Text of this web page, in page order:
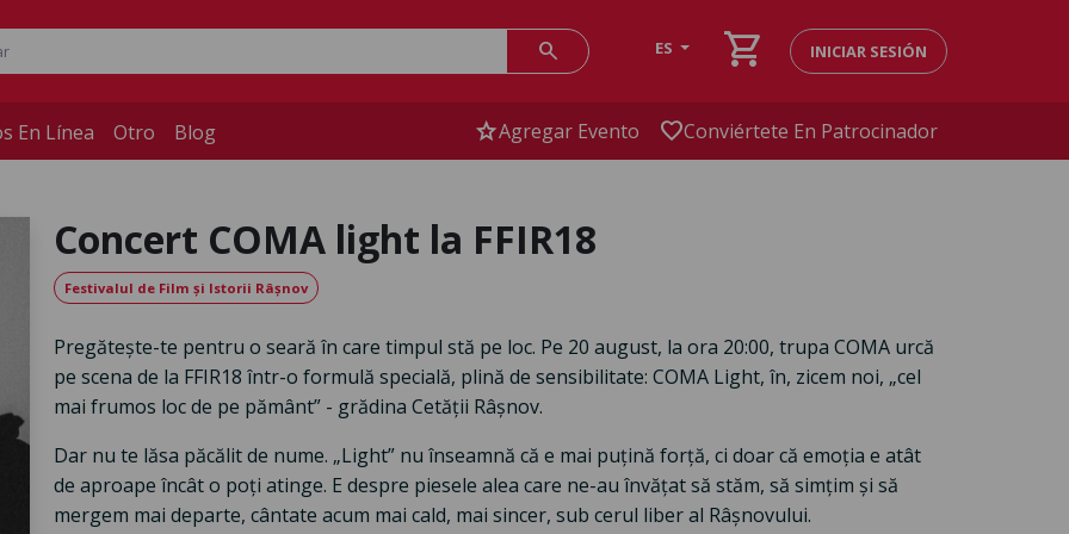
search ES shopping_cart INICIAR SESIÓN
En Línea Otro Blog starAgregar Evento favoriteConviértete En Patrocinador
Concert COMA light la FFIR18
Festivalul de Film și Istorii Râșnov
Pregătește-te pentru o seară în care timpul stă pe loc. Pe 20 august, la ora 20:00, trupa COMA urcă
pe scena de la FFIR18 într-o formulă specială, plină de sensibilitate: COMA Light, în, zicem noi, „cel
mai frumos loc de pe pământ” - grădina Cetății Râșnov.
Dar nu te lăsa păcălit de nume. „Light” nu înseamnă că e mai puțină forță, ci doar că emoția e atât
de aproape încât o poți atinge. E despre piesele alea care ne-au învățat să stăm, să simțim și să
mergem mai departe, cântate acum mai cald, mai sincer, sub cerul liber al Râșnovului.